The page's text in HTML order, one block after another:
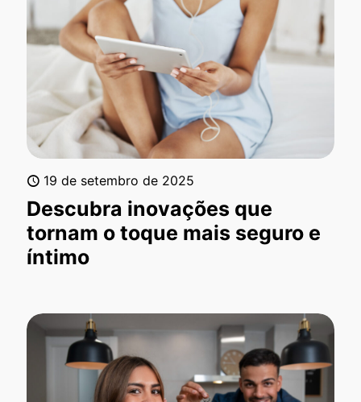
19 de setembro de 2025
Descubra inovações que
tornam o toque mais seguro e
íntimo